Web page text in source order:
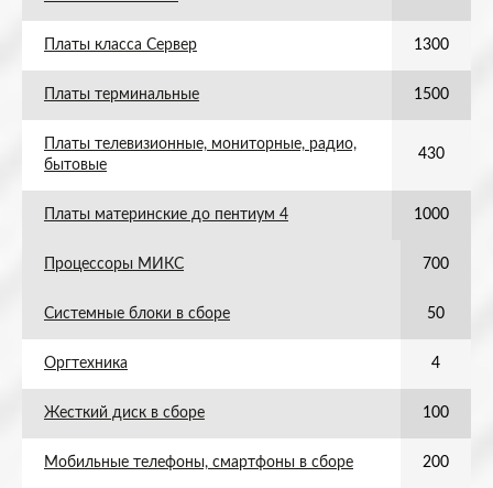
Платы класса Сервер 1300
Платы терминальные 1500
Платы телевизионные, мониторные, радио,
бытовые
430
Платы материнские до пентиум 4 1000
Процессоры МИКС 700
Системные блоки в сборе 50
Оргтехника 4
Жесткий диск в сборе 100
Мобильные телефоны, смартфоны в сборе 200